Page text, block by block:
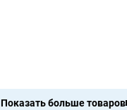
Показать больше товаров